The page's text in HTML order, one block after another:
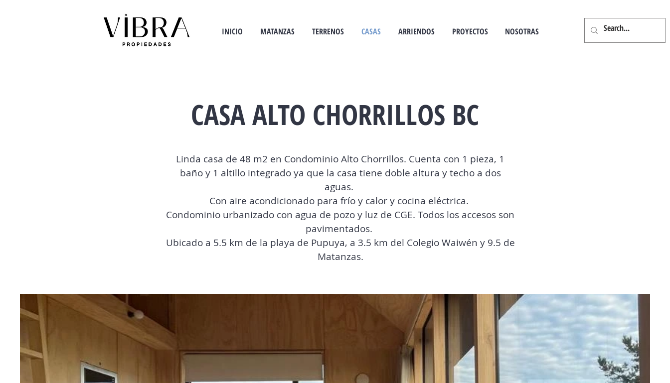
INICIO MATANZAS TERRENOS CASAS ARRIENDOS PROYECTOS NOSOTRAS
CASA ALTO CHORRILLOS BC
Linda casa de 48 m2 en Condominio Alto Chorrillos. Cuenta con 1 pieza, 1
baño y 1 altillo integrado ya que la casa tiene doble altura y techo a dos
aguas.
Con aire acondicionado para frío y calor y cocina eléctrica.
Condominio urbanizado con agua de pozo y luz de CGE. Todos los accesos son
pavimentados.
Ubicado a 5.5 km de la playa de Pupuya, a 3.5 km del Colegio Waiwén y 9.5 de
Matanzas.